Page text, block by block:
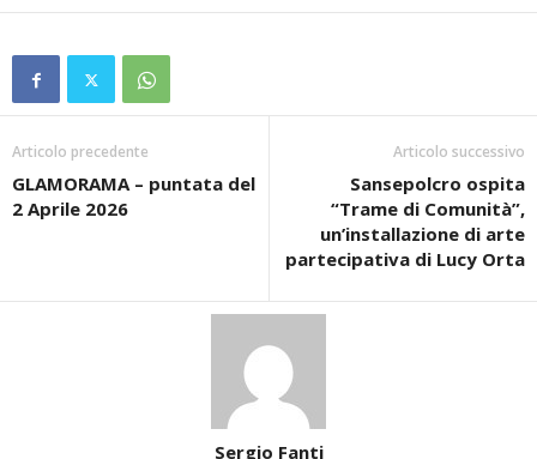
Articolo precedente
GLAMORAMA – puntata del
2 Aprile 2026
Articolo successivo
Sansepolcro ospita
“Trame di Comunità”,
un’installazione di arte
partecipativa di Lucy Orta
Sergio Fanti